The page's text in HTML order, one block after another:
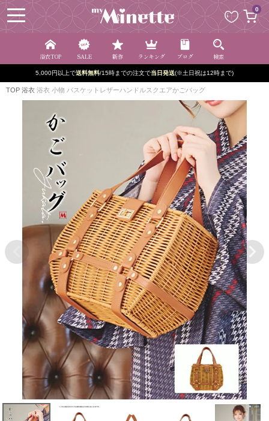
0
浴衣TOP SALE 新作 ランキング ブログ 検索
5,000円以上で送料無料/15時までの注文で当日発送(※土日祝は12時まで)
TOP 浴衣 浴衣 小物 バスケットレザーハンドルスクエアかごバッグ
ペー
ジト
ップ